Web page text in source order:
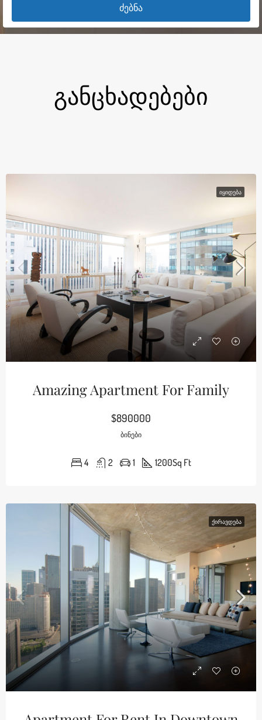
ძებნა
Განცხადებები
ᲘᲧᲘᲓᲔᲑᲐ
Amazing Apartment For Family
$890000
ᲑᲘᲜᲔᲑᲘ
4 2 1 1200Sq Ft
ᲥᲘᲠᲐᲕᲓᲔᲑᲐ